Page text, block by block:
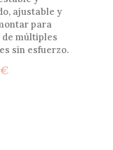
ajustable y
para
múltiples
sin esfuerzo.
€